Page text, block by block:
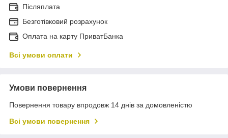
Післяплата
Безготівковий розрахунок
Оплата на карту ПриватБанка
Всі умови оплати
Умови повернення
Повернення товару впродовж 14 днів за домовленістю
Всі умови повернення